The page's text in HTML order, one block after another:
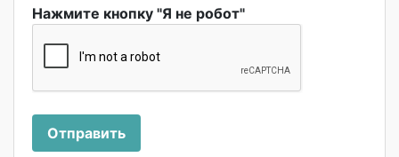
Нажмите кнопку "Я не робот"
Отправить